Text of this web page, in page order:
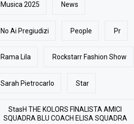
Musica 2025 News
No Ai Pregiudizi People Pr
Rama Lila Rockstarr Fashion Show
Sarah Pietrocarlo Star
StasH THE KOLORS FINALISTA AMICI
SQUADRA BLU COACH ELISA SQUADRA